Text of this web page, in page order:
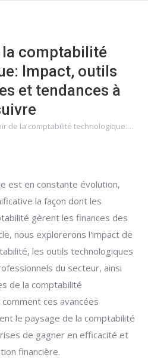
la comptabilité
Impact, outils
et tendances à
de la comptabilité technologique:…
est en constante évolution,
la façon dont les
gèrent les finances des
nous explorerons l'impact de
les outils technologiques
du secteur, ainsi
de la comptabilité
ces avancées
le paysage de la comptabilité
de gagner en efficacité et
financière.